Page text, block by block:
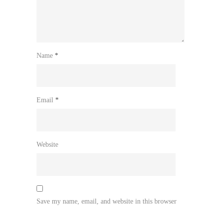
Name *
Email *
Website
Save my name, email, and website in this browser